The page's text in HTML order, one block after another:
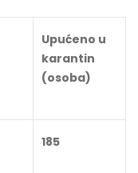
Upućeno u
karantin
(osoba)
185